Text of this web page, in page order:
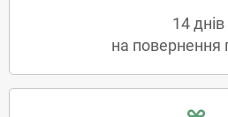
14 днів
на повернення